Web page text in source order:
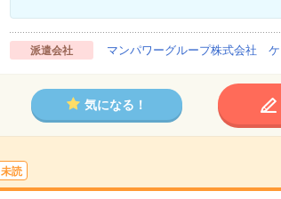
派遣会社 マンパワーグループ株式会社
気になる！
未読